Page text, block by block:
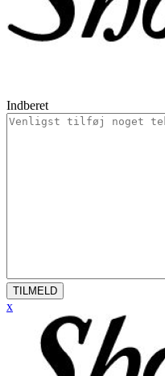
Indberet
TILMELD
x